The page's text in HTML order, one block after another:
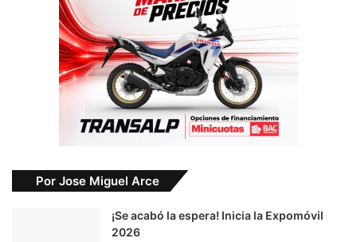
Por Jose Miguel Arce
¡Se acabó la espera! Inicia la Expomóvil
2026